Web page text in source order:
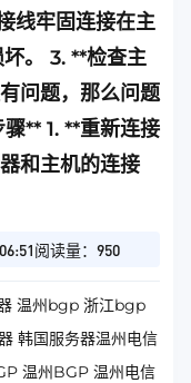
线牢固连接在主
。 3. **检查主
问题，那么问题
** 1. **重新连接
和主机的连接
阅读量：950
温州bgp 浙江bgp
韩国服务器温州电信
温州BGP 温州电信